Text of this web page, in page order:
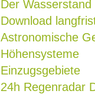
Der Wasserstand
Download
Astronomische
Höhensysteme
Einzugsgebiete
24h Regenradar